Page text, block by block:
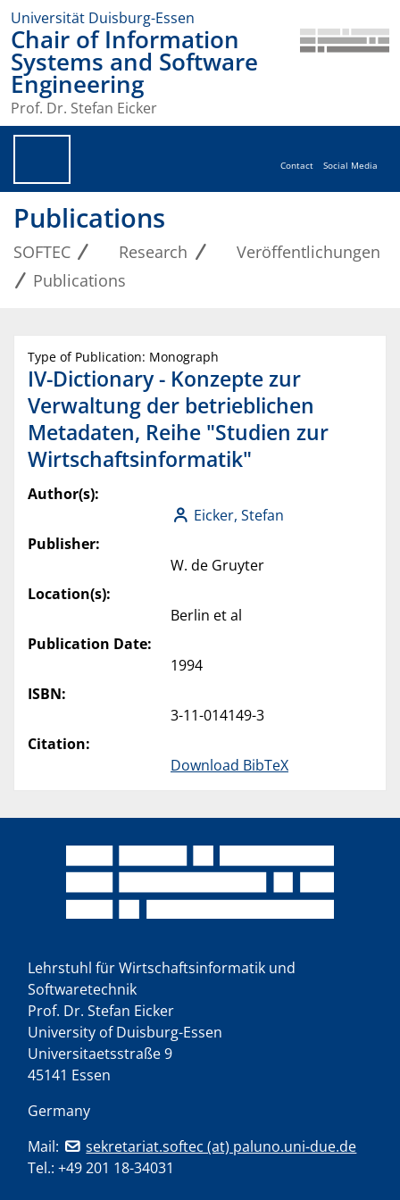
Universität Duisburg-Essen
Chair of Information
Systems and Software
Engineering
Prof. Dr. Stefan Eicker
Contact Social Media
Publications
SOFTEC Research
Veröffentlichungen
Publications
Type of Publication: Monograph
IV-Dictionary - Konzepte zur
Verwaltung der betrieblichen
Metadaten, Reihe "Studien zur
Wirtschaftsinformatik"
Author(s):
Eicker, Stefan
Publisher:
W. de Gruyter
Location(s):
Berlin et al
Publication Date:
1994
ISBN:
3-11-014149-3
Citation:
Download BibTeX
Lehrstuhl für Wirtschaftsinformatik und
Softwaretechnik
Prof. Dr. Stefan Eicker
University of Duisburg-Essen
Universitaetsstraße 9
45141 Essen
Germany
Mail:
sekretariat.softec (at) paluno.uni-due.de
Tel.: +49 201 18-34031